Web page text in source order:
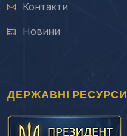
Контакти
Новини
ДЕРЖАВНІ РЕСУРСИ